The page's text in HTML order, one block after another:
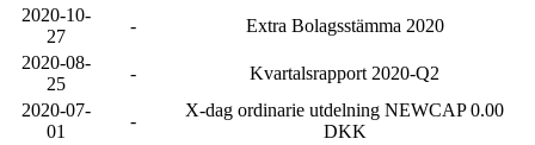
2020-10-
27
-
Extra Bolagsstämma 2020
2020-08-
25
-
Kvartalsrapport 2020-Q2
2020-07-
01
-
X-dag ordinarie utdelning NEWCAP 0.00
DKK